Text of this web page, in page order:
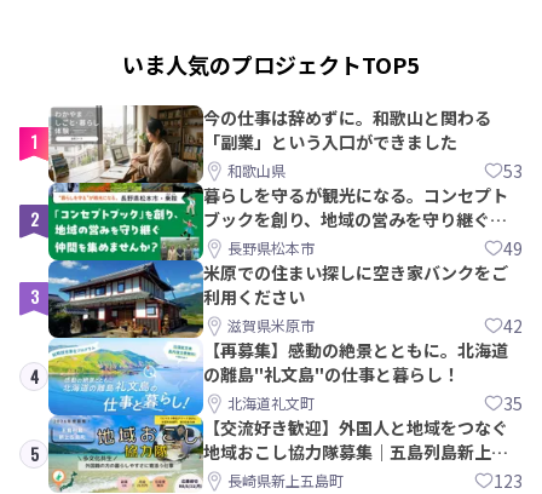
いま人気のプロジェクトTOP5
1
今の仕事は辞めずに。和歌山と関わる
「副業」という入口ができました
和歌山県 53
2
暮らしを守るが観光になる。コンセプト
ブックを創り、地域の営みを守り継ぐ仲
間を集めませんか？
長野県松本市 49
3
米原での住まい探しに空き家バンクをご
利用ください
滋賀県米原市 42
4
【再募集】感動の絶景とともに。北海道
の離島"礼文島"の仕事と暮らし！
北海道礼文町 35
5
【交流好き歓迎】外国人と地域をつなぐ
地域おこし協力隊募集｜五島列島新上五
島町長崎県新上五島町 123